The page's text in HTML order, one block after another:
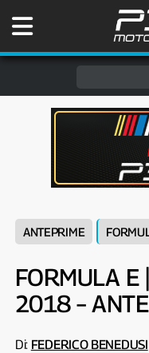
ANTEPRIME
FORMULA E
2018 –
Di: FEDERICO BENEDUSI